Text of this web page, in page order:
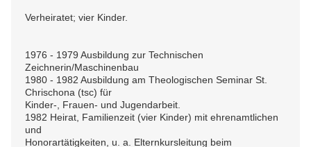
Verheiratet; vier Kinder.
1976 - 1979 Ausbildung zur Technischen
Zeichnerin/Maschinenbau
1980 - 1982 Ausbildung am Theologischen Seminar St.
Chrischona (tsc) für
Kinder-, Frauen- und Jugendarbeit.
1982 Heirat, Familienzeit (vier Kinder) mit ehrenamtlichen
und
Honorartätigkeiten, u. a. Elternkursleitung beim